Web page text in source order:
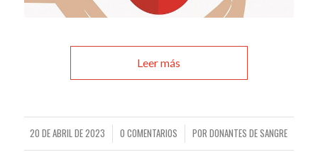
Leer más
20 DE ABRIL DE 2023
/ 0 COMENTARIOS
/ PORDONANTES DE SANGRE